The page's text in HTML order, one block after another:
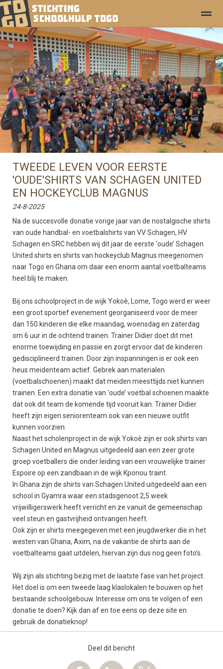
Foto's Pagina's
● ● ● ● ● ● ● ●
TWEEDE LEVEN VOOR EERSTE
'OUDE'SHIRTS VAN SCHAGEN UNITED
EN HOCKEYCLUB MAGNUS
24-8-2025
Na de succesvolle donatie vorige jaar van de nostalgische shirts
van oude handbal- en voetbalshirts van VV Schagen, HV
Schagen en SRC hebben wij dit jaar de eerste ‘oude’ Schagen
United shirts en shirts van hockeyclub Magnus meegenomen
naar Togo en Ghana om daar een enorm aantal voetbalteams
heel blij te maken.
Bij ons schoolproject in de wijk Yokoè, Lome, Togo werd er weer
een groot sportief evenement georganiseerd voor de meer
dan 150 kinderen die elke maandag, woensdag en zaterdag
om 6 uur in de ochtend trainen. Trainer Didier doet dit met
enorme toewijding en passie en zorgt ervoor dat de kinderen
gedisciplineerd trainen. Door zijn inspanningen is er ook een
heus meidenteam actief. Gebrek aan materialen
(voetbalschoenen) maakt dat meiden meesttijds niet kunnen
trainen. Een extra donatie van ‘oude’ voetbal schoenen maakte
dat ook dit team de komende tijd vooruit kan. Trainer Didier
heeft zijn eigen seniorenteam ook van een nieuwe outfit
kunnen voorzien.
Naast het scholenproject in de wijk Yokoè zijn er ook shirts van
Schagen United en Magnus uitgedeeld aan een zeer grote
groep voetballers die onder leiding van een vrouwelijke trainer
Espoire op een zandbaan in de wijk Kponou traint.
In Ghana zijn de shirts van Schagen United uitgedeeld aan een
school in Gyamra waar een stadsgenoot 2,5 week
vrijwilligerswerk heeft verricht en ze vanuit de gemeenschap
veel steun en gastvrijheid ontvangen heeft.
Ook zijn er shirts meegegeven met een jeugdwerker die in het
westen van Ghana, Axim, na de vakantie de shirts aan de
voetbalteams gaat uitdelen, hiervan zijn dus nog geen foto’s.
Wij zijn als stichting bezig met de laatste fase van het project.
Het doel is om een tweede laag klaslokalen te bouwen op het
bestaande schoolgebouw. Interesse om ons te volgen of een
donatie te doen? Kijk dan af en toe eens op deze site en
gebruik de donatieknop!
Deel dit bericht